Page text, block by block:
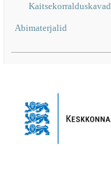
Kaitsekorralduskavad
Abimaterjalid